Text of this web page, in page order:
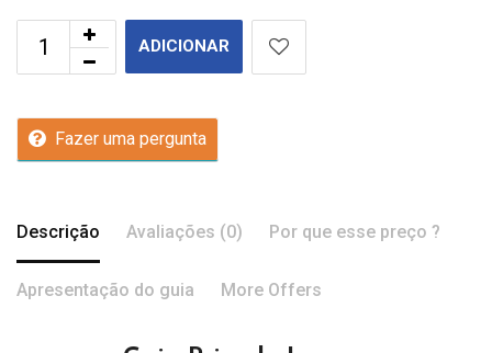
ADICIONAR
Fazer uma pergunta
Descrição Avaliações (0) Por que esse preço ?
Apresentação do guia More Offers